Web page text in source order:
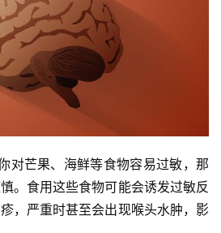
对芒果、海鲜等食物容易过敏，那
。食用这些食物可能会诱发过敏反
，严重时甚至会出现喉头水肿，影